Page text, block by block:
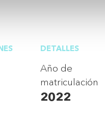
DETALLES
Año de
matriculación
2022